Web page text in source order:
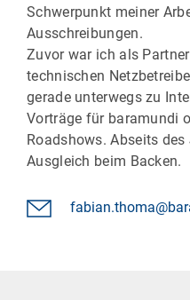
Schwerpunkt meiner
Ausschreibungen.
Zuvor war ich als
technischen
gerade unterwegs zu
Vorträge für baramundi
Roadshows. Abseits
Ausgleich beim Backen.